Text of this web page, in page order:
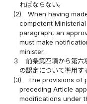
ればならない。
(2)
When having
competent
paragraph, an
must make
minister.
３
前条第四項から第六
の認定について準用す
(3)
The provisions of
preceding Article
modifications under